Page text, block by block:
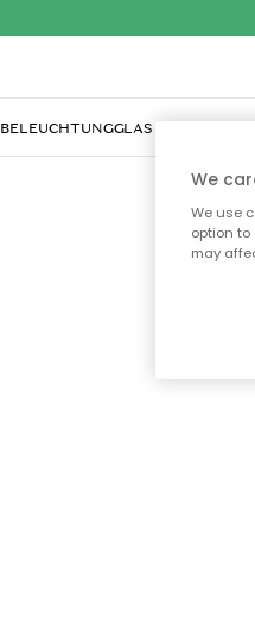
BELEUCHTUNGGLAS & GESCHIRR
We
We use
option
may